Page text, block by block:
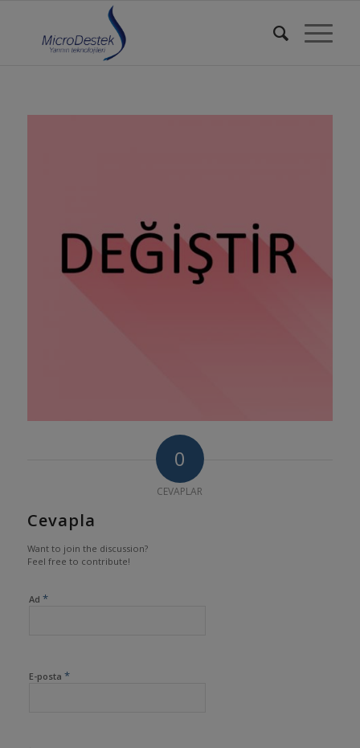
0
CEVAPLAR
Cevapla
Want to join the discussion?
Feel free to contribute!
Ad *
E-posta *